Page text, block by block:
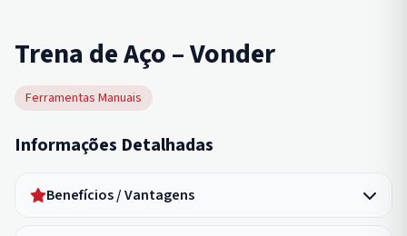
Trena de Aço – Vonder
Ferramentas Manuais
Informações Detalhadas
Benefícios / Vantagens